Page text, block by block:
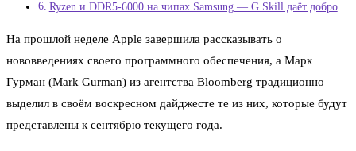
Ryzen и DDR5-6000 на чипах Samsung — G.Skill даёт добро
На прошлой неделе Apple завершила рассказывать о
нововведениях своего программного обеспечения, а Марк
Гурман (Mark Gurman) из агентства Bloomberg традиционно
выделил в своём воскресном дайджесте те из них, которые будут
представлены к сентябрю текущего года.